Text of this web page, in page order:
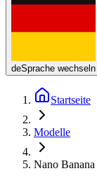
deSprache wechseln
Startseite
Modelle
Nano Banana